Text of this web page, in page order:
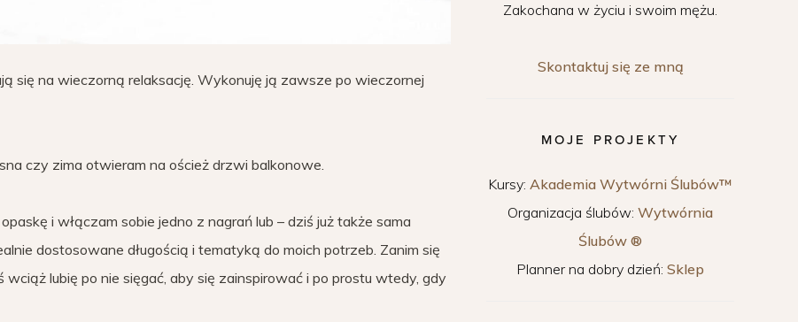
się na wieczorną relaksację. Wykonuję ją zawsze po wieczornej
czy zima otwieram na oścież drzwi balkonowe.
i włączam sobie jedno z nagrań lub – dziś już także sama
dostosowane długością i tematyką do moich potrzeb. Zanim się
lubię po nie sięgać, aby się zainspirować i po prostu wtedy, gdy
Zakochana w życiu i swoim mężu.
Skontaktuj się ze mną
MOJE PROJEKTY
Kursy: Akademia Wytwórni Ślubów™
Organizacja ślubów: Wytwórnia
Ślubów ®
Planner na dobry dzień: Sklep